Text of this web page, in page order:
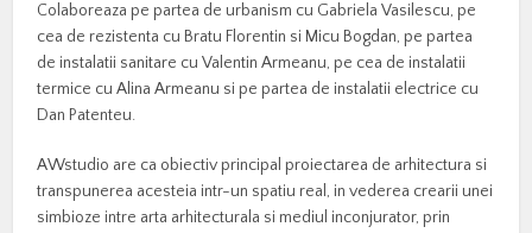
Colaboreaza pe partea de urbanism cu Gabriela Vasilescu, pe
cea de rezistenta cu Bratu Florentin si Micu Bogdan, pe partea
de instalatii sanitare cu Valentin Armeanu, pe cea de instalatii
termice cu Alina Armeanu si pe partea de instalatii electrice cu
Dan Patenteu.
AWstudio are ca obiectiv principal proiectarea de arhitectura si
transpunerea acesteia intr-un spatiu real, in vederea crearii unei
simbioze intre arta arhitecturala si mediul inconjurator, prin